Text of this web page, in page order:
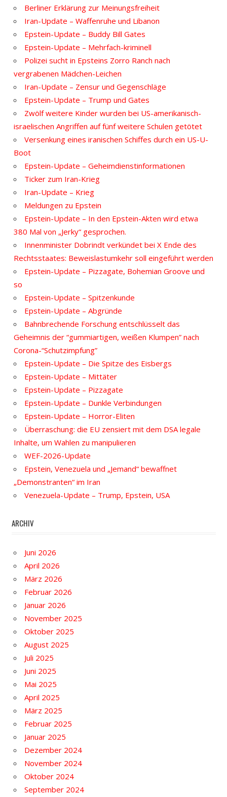
Berliner Erklärung zur Meinungsfreiheit
Iran-Update – Waffenruhe und Libanon
Epstein-Update – Buddy Bill Gates
Epstein-Update – Mehrfach-kriminell
Polizei sucht in Epsteins Zorro Ranch nach
vergrabenen Mädchen-Leichen
Iran-Update – Zensur und Gegenschläge
Epstein-Update – Trump und Gates
Zwölf weitere Kinder wurden bei US-amerikanisch-
israelischen Angriffen auf fünf weitere Schulen getötet
Versenkung eines iranischen Schiffes durch ein US-U-
Boot
Epstein-Update – Geheimdienstinformationen
Ticker zum Iran-Krieg
Iran-Update – Krieg
Meldungen zu Epstein
Epstein-Update – In den Epstein-Akten wird etwa
380 Mal von „Jerky“ gesprochen.
Innenminister Dobrindt verkündet bei X Ende des
Rechtsstaates: Beweislastumkehr soll eingeführt werden
Epstein-Update – Pizzagate, Bohemian Groove und
so
Epstein-Update – Spitzenkunde
Epstein-Update – Abgründe
Bahnbrechende Forschung entschlüsselt das
Geheimnis der “gummiartigen, weißen Klumpen” nach
Corona-“Schutzimpfung”
Epstein-Update – Die Spitze des Eisbergs
Epstein-Update – Mittäter
Epstein-Update – Pizzagate
Epstein-Update – Dunkle Verbindungen
Epstein-Update – Horror-Eliten
Überraschung: die EU zensiert mit dem DSA legale
Inhalte, um Wahlen zu manipulieren
WEF-2026-Update
Epstein, Venezuela und „Jemand“ bewaffnet
„Demonstranten“ im Iran
Venezuela-Update – Trump, Epstein, USA
ARCHIV
Juni 2026
April 2026
März 2026
Februar 2026
Januar 2026
November 2025
Oktober 2025
August 2025
Juli 2025
Juni 2025
Mai 2025
April 2025
März 2025
Februar 2025
Januar 2025
Dezember 2024
November 2024
Oktober 2024
September 2024